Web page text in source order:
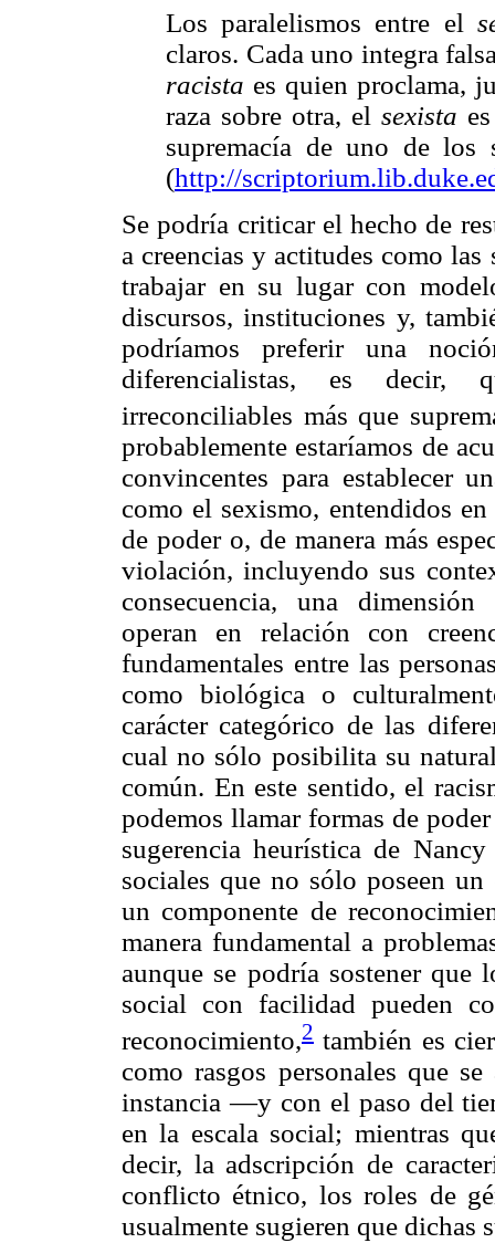
Los paralelismos entre el
claros. Cada uno integra
racista es quien proclama,
raza sobre otra, el sexista
supremacía de uno de
(http://
Se podría criticar el hecho de
a creencias y actitudes como
trabajar en su lugar con
discursos, instituciones y,
podríamos preferir una
diferencialistas, es decir,
irreconciliables más que
probablemente estaríamos de
convincentes para establecer
como el sexismo, entendidos
de poder o, de manera más
violación, incluyendo sus
consecuencia, una
operan en relación con
fundamentales entre las
como biológica o
carácter categórico de las
cual no sólo posibilita su
común. En este sentido, el
podemos llamar formas de
sugerencia heurística de
sociales que no sólo poseen
un componente de
manera fundamental a
aunque se podría sostener
social con facilidad pueden
reconocimiento,2 también es
como rasgos personales que
instancia —y con el paso del
en la escala social; mientras
decir, la adscripción de
conflicto étnico, los roles de
usualmente sugieren que dichas